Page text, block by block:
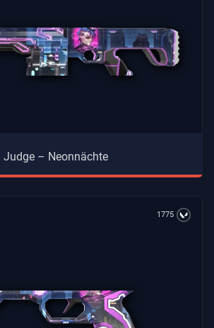
Judge – Neonnächte
1775